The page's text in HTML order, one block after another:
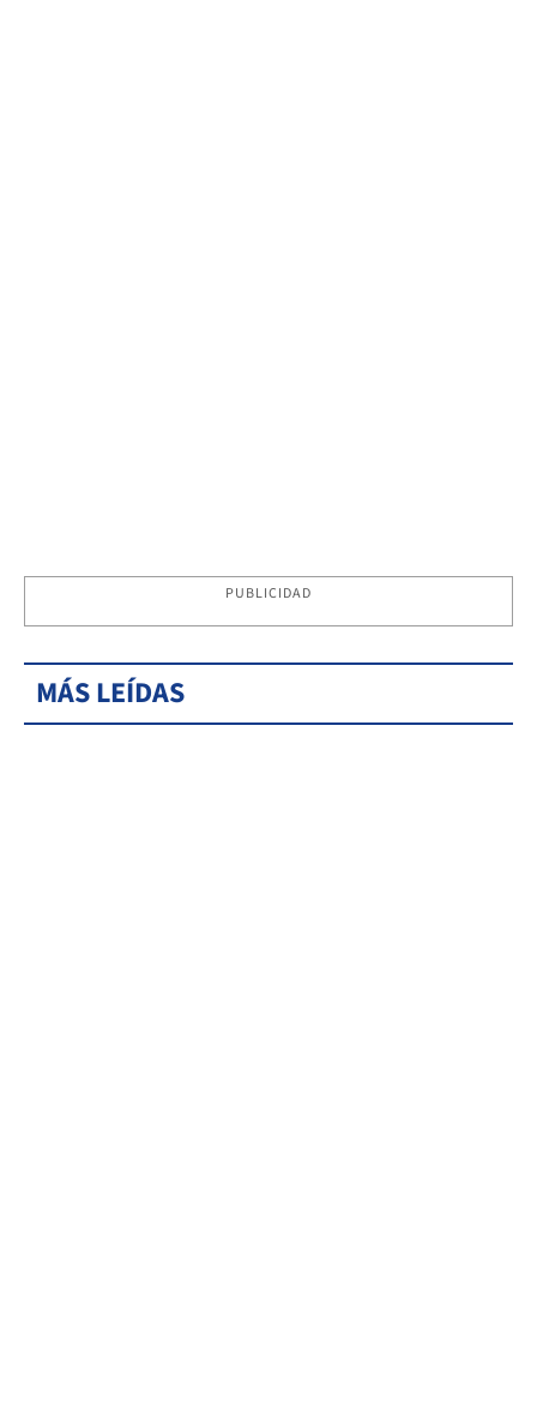
PUBLICIDAD
MÁS LEÍDAS